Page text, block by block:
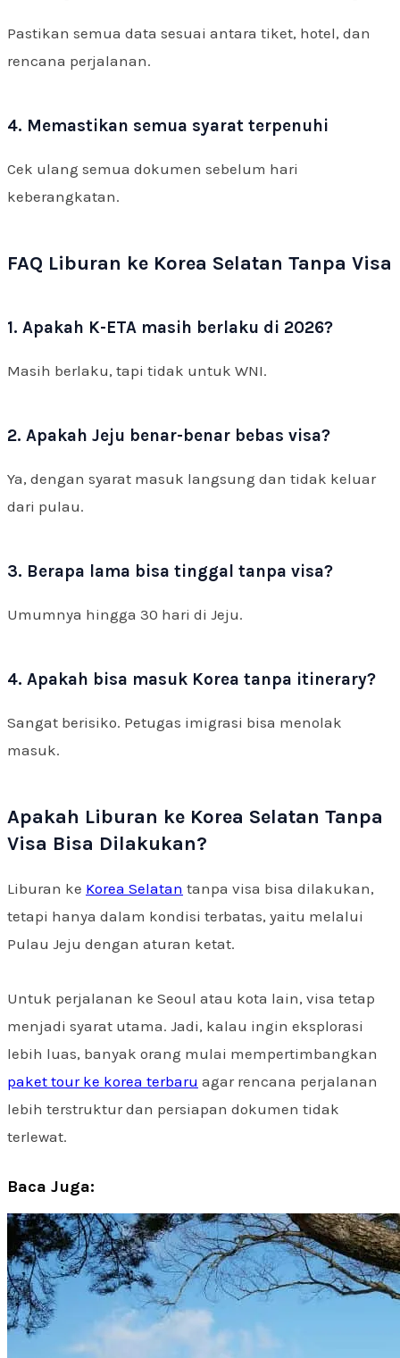
Pastikan semua data sesuai antara tiket, hotel, dan
rencana perjalanan.
4. Memastikan semua syarat terpenuhi
Cek ulang semua dokumen sebelum hari
keberangkatan.
FAQ Liburan ke Korea Selatan Tanpa Visa
1. Apakah K-ETA masih berlaku di 2026?
Masih berlaku, tapi tidak untuk WNI.
2. Apakah Jeju benar-benar bebas visa?
Ya, dengan syarat masuk langsung dan tidak keluar
dari pulau.
3. Berapa lama bisa tinggal tanpa visa?
Umumnya hingga 30 hari di Jeju.
4. Apakah bisa masuk Korea tanpa itinerary?
Sangat berisiko. Petugas imigrasi bisa menolak
masuk.
Apakah Liburan ke Korea Selatan Tanpa
Visa Bisa Dilakukan?
Liburan ke Korea Selatan tanpa visa bisa dilakukan,
tetapi hanya dalam kondisi terbatas, yaitu melalui
Pulau Jeju dengan aturan ketat.
Untuk perjalanan ke Seoul atau kota lain, visa tetap
menjadi syarat utama. Jadi, kalau ingin eksplorasi
lebih luas, banyak orang mulai mempertimbangkan
paket tour ke korea terbaru agar rencana perjalanan
lebih terstruktur dan persiapan dokumen tidak
terlewat.
Baca Juga: